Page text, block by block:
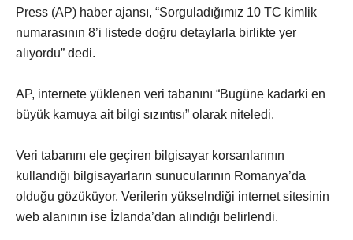
Press (AP) haber ajansı, “Sorguladığımız 10 TC kimlik
numarasının 8’i listede doğru detaylarla birlikte yer
alıyordu” dedi.
AP, internete yüklenen veri tabanını “Bugüne kadarki en
büyük kamuya ait bilgi sızıntısı” olarak niteledi.
Veri tabanını ele geçiren bilgisayar korsanlarının
kullandığı bilgisayarların sunucularının Romanya’da
olduğu gözüküyor. Verilerin yükselndiği internet sitesinin
web alanının ise İzlanda’dan alındığı belirlendi.